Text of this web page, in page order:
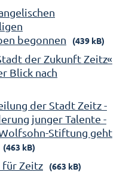
begonnen
(439 kB)
der Zukunft Zeitz«
Blick nach
der Stadt Zeitz -
junger Talente -
Stiftung geht
(463 kB)
Zeitz (663 kB)